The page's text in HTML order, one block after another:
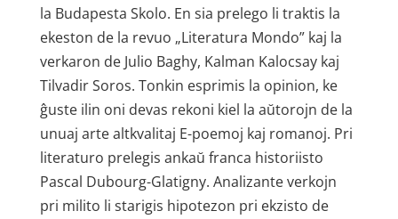
la Budapesta Skolo. En sia prelego li traktis la
ekeston de la revuo „Literatura Mondo” kaj la
verkaron de Julio Baghy, Kalman Kalocsay kaj
Tilvadir Soros. Tonkin esprimis la opinion, ke
ĝuste ilin oni devas rekoni kiel la aŭtorojn de la
unuaj arte altkvalitaj E-poemoj kaj romanoj. Pri
literaturo prelegis ankaŭ franca historiisto
Pascal Dubourg-Glatigny. Analizante verkojn
pri milito li starigis hipotezon pri ekzisto de